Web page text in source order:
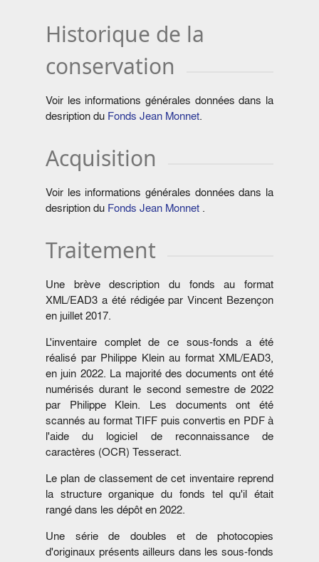
Historique de la
conservation
Voir les informations générales données dans la
desription du Fonds Jean Monnet.
Acquisition
Voir les informations générales données dans la
desription du Fonds Jean Monnet .
Traitement
Une brève description du fonds au format
XML/EAD3 a été rédigée par Vincent Bezençon
en juillet 2017.
L'inventaire complet de ce sous-fonds a été
réalisé par Philippe Klein au format XML/EAD3,
en juin 2022. La majorité des documents ont été
numérisés durant le second semestre de 2022
par Philippe Klein. Les documents ont été
scannés au format TIFF puis convertis en PDF à
l'aide du logiciel de reconnaissance de
caractères (OCR) Tesseract.
Le plan de classement de cet inventaire reprend
la structure organique du fonds tel qu'il était
rangé dans les dépôt en 2022.
Une série de doubles et de photocopies
d'originaux présents ailleurs dans les sous-fonds